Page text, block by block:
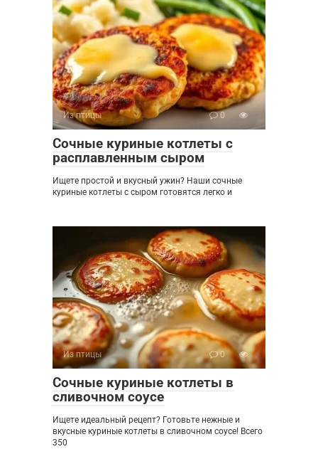
Из птицы 0
Сочные куриные котлеты с
расплавленным сыром
Ищете простой и вкусный ужин? Наши сочные
куриные котлеты с сыром готовятся легко и
Из птицы 0
Сочные куриные котлеты в
сливочном соусе
Ищете идеальный рецепт? Готовьте нежные и
вкусные куриные котлеты в сливочном соусе! Всего
350